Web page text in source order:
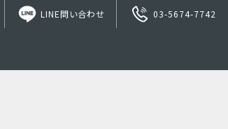
LINE問い合わせ 03-5674-7742